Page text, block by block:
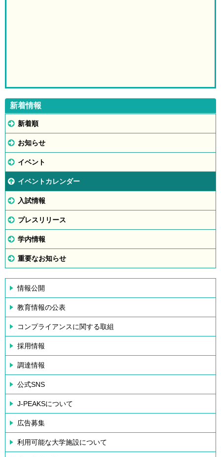
新着情報
新着順
お知らせ
イベント
イベントカレンダー
入試情報
プレスリリース
学内情報
重要なお知らせ
情報公開
教育情報の公表
コンプライアンスに関する取組
採用情報
調達情報
公式SNS
J-PEAKSについて
広告募集
利用可能な大学施設について